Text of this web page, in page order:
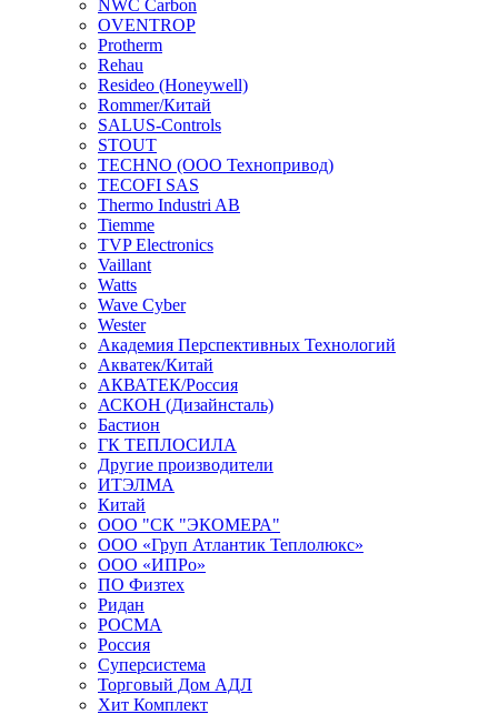
NWC Carbon
OVENTROP
Protherm
Rehau
Resideo (Honeywell)
Rommer/Китай
SALUS-Controls
STOUT
TECHNO (ООО Технопривод)
TECOFI SAS
Thermo Industri AB
Tiemme
TVP Electronics
Vaillant
Watts
Wave Cyber
Wester
Академия Перспективных Технологий
Акватек/Китай
АКВАТЕК/Россия
АСКОН (Дизайнсталь)
Бастион
ГК ТЕПЛОСИЛА
Другие производители
ИТЭЛМА
Китай
ООО "СК "ЭКОМЕРА"
ООО «Груп Атлантик Теплолюкс»
ООО «ИПРо»
ПО Физтех
Ридан
РОСМА
Россия
Суперсистема
Торговый Дом АДЛ
Хит Комплект